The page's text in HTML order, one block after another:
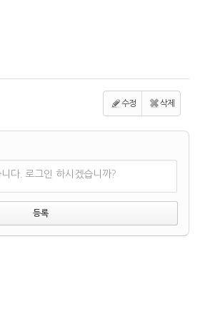
수정 삭제
다. 로그인 하시겠습니까?